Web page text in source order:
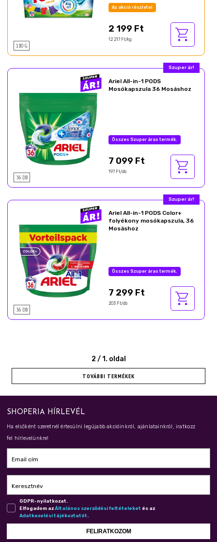
180 G
Az akció részletei
2 199 Ft
12 217 Ft/kg
Szuper ár!
36 DB
Ariel All-in-1 PODS
Mosókapszula 36 Mosáshoz
Összes Szuper áras termék.
7 099 Ft
197 Ft/db
Szuper ár!
36 DB
Ariel All-in-1 PODS Color+
folyékony mosókapszula, 36
Mosáshoz
Összes Szuper áras termék.
7 299 Ft
203 Ft/db
2 /1 . oldal
TOVÁBBI TERMÉKEK
SHOPERIA HÍRLEVÉL
Ha elsőként szeretnél értesülni legújabb akcióinkról, ajánlatainkról, iratkozz
fel hírlevelünkre!
Email cím
Keresztnév
GDPR-nyilatkozat.
Elfogadom azÁl­ta­lá­nos szer­ző­dé­si fel­té­te­le­ket és az
Adat­ke­ze­lé­si tá­jé­koz­ta­tót.
FELIRATKOZOM